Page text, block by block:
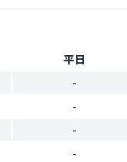
平日
-
-
-
-